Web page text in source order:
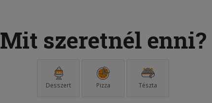
Mit szeretnél enni?
Desszert Pizza Tészta